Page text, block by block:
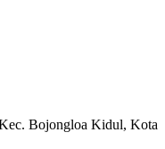
Bojongloa Kidul, Kota